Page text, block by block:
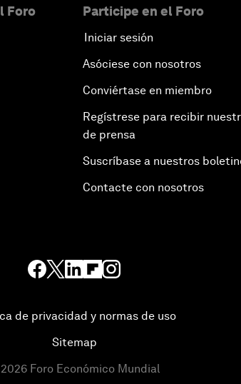
Foro Participe en el Foro
Iniciar sesión
Asóciese con nosotros
Conviértase en miembro
Regístrese para recibir
de prensa
Suscríbase a nuestros
Contacte con nosotros
de privacidad y normas de uso
Sitemap
2026 Foro Económico Mundial